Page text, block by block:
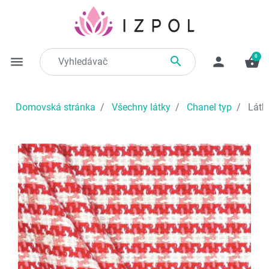
menu  person shopping_basket
0
Domovská stránka Všechny látky Chanel typ